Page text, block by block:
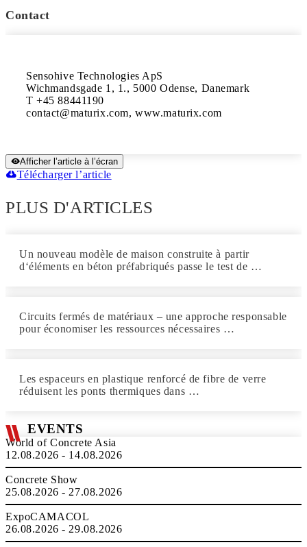
Contact
Sensohive Technologies ApS
Wichmandsgade 1, 1., 5000 Odense, Danemark
T +45 88441190
contact@maturix.com, www.maturix.com
Afficher l’article à l’écran
Télécharger l’article
PLUS D'ARTICLES
Un nouveau modèle de maison construite à partir
d‘éléments en béton préfabriqués passe le test de …
Circuits fermés de matériaux – une approche responsable
pour économiser les ressources nécessaires …
Les espaceurs en plastique renforcé de fibre de verre
réduisent les ponts thermiques dans …
EVENTS
World of Concrete Asia
12.08.2026 - 14.08.2026
Concrete Show
25.08.2026 - 27.08.2026
ExpoCAMACOL
26.08.2026 - 29.08.2026